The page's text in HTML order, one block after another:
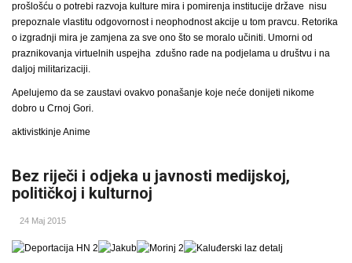
prošlošću o potrebi razvoja kulture mira i pomirenja institucije države nisu
prepoznale vlastitu odgovornost i neophodnost akcije u tom pravcu. Retorika
o izgradnji mira je zamjena za sve ono što se moralo učiniti. Umorni od
praznikovanja virtuelnih uspejha zdušno rade na podjelama u društvu i na
daljoj militarizaciji.
Apelujemo da se zaustavi ovakvo ponašanje koje neće donijeti nikome
dobro u Crnoj Gori.
aktivistkinje Anime
Bez riječi i odjeka u javnosti medijskoj,
političkoj i kulturnoj
24 Maj 2015